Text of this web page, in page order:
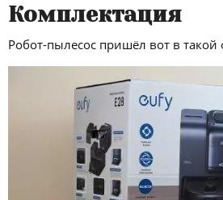
Комплектация
Робот-пылесос пришёл вот в